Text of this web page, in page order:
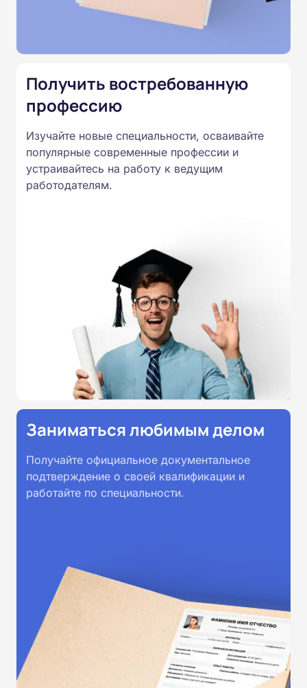
Министерства образования.
Подготовка ведется по всем
России от 14.07.2023 N 534 в
соответствии с Федеральными
образовательными стандартами
профессионального образования.
Удостоверения и дипломы о
Получить востребованную
профессию
Изучайте новые специальности, осваивайте
популярные современные профессии и
устраивайтесь на работу к ведущим
работодателям.
Заниматься любимым делом
Получайте официальное документальное
подтверждение о своей квалификации и
работайте по специальности.